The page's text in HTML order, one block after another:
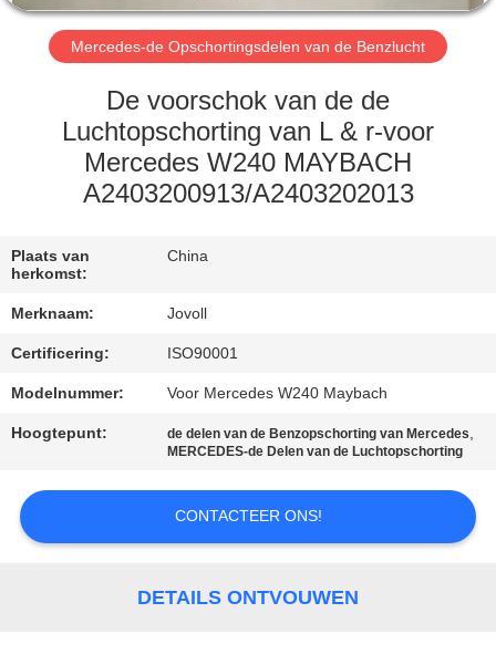
OVER
ONS
FABRIEKSRONDLEIDING
KWALITEITSCONTROLE
NEEM
CONTACT
OP
GEVALLEN
Mercedes-de Opschortingsdelen van de Benzlucht
De voorschok van de de
Luchtopschorting van L & r-voor
Mercedes W240 MAYBACH
A2403200913/A2403202013
Plaats van
herkomst:
China
Merknaam: Jovoll
Certificering: ISO90001
Modelnummer: Voor Mercedes W240 Maybach
Hoogtepunt: de delen van de Benzopschorting van Mercedes,
MERCEDES-de Delen van de Luchtopschorting
CONTACTEER ONS!
DETAILS ONTVOUWEN